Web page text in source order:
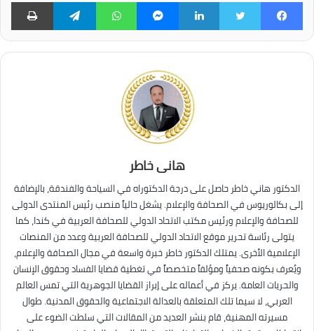
فيسبوك لينكدإن ماسنجر واتساب تيلقرام
هانى خاطر
الدكتور هاني خاطر حاصل على درجة الدكتوراه في السياحة والفندقة، بالإضافة
إلى بكالوريوس في الصحافة والإعلام. يشغل حالياً منصب رئيس المنتدى الدولى
للصحافة والإعلام ورئيس مكتب الاتحاد الدولي للصحافة العربية في كندا، كما
يتولى رئاسة تحرير موقع الاتحاد الدولي للصحافة العربية وعدد من المنصات
الإعلامية الأخرى. يمتلك الدكتور خاطر خبرة واسعة في مجال الصحافة والإعلام،
ويُعرف بكونه صحفياً ومؤلفاً متخصصاً في تغطية قضايا الفساد وحقوق الإنسان
والحريات العامة. يركز في أعماله على إبراز القضايا الجوهرية التي تمس العالم
العربي، لا سيما تلك المتعلقة بالعدالة الاجتماعية والحقوق المدنية. طوال
مسيرته المهنية، قام بنشر العديد من المقالات التي سلطت الضوء على